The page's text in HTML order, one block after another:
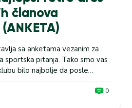
članova
sa anketama vezanim za
sportska pitanja. Tako smo vas
bilo najbolje da posle
nastavi Vasilije Kostov, kao i
Prve lige Srbije biste voleli
0